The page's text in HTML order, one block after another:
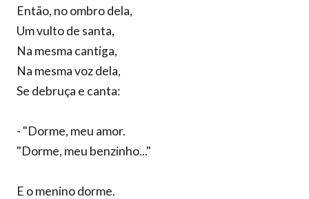
Então, no ombro dela,
Um vulto de santa,
Na mesma cantiga,
Na mesma voz dela,
Se debruça e canta:
- "Dorme, meu amor.
"Dorme, meu benzinho..."
E o menino dorme.